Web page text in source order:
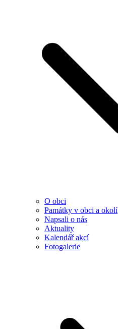
O obci
Památky v obci a okolí
Napsali o nás
Aktuality
Kalendář akcí
Fotogalerie